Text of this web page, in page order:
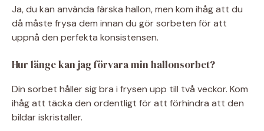
Ja, du kan använda färska hallon, men kom ihåg att du
då måste frysa dem innan du gör sorbeten för att
uppnå den perfekta konsistensen.
Hur länge kan jag förvara min hallonsorbet?
Din sorbet håller sig bra i frysen upp till två veckor. Kom
ihåg att täcka den ordentligt för att förhindra att den
bildar iskristaller.